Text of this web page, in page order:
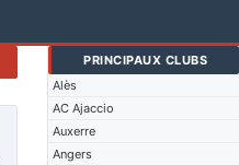
PRINCIPAUX CLUBS
Alès
AC Ajaccio
Auxerre
Angers